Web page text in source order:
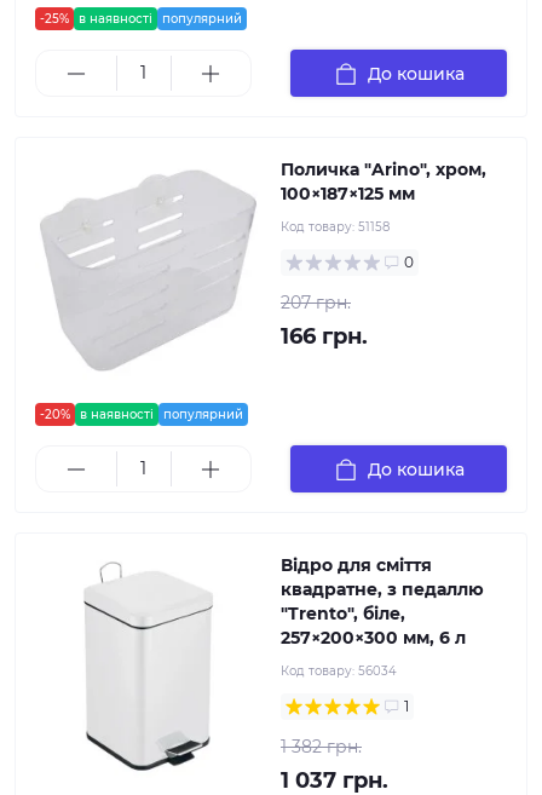
-25% в наявності популярний
До кошика
-20% в наявності популярний
Поличка "Arino", хром,
100×187×125 мм
Код товару: 51158
0
207 грн.
166 грн.
До кошика
Відро для сміття
квадратне, з педаллю
"Trento", біле,
257×200×300 мм, 6 л
Код товару: 56034
1
1 382 грн.
1 037 грн.